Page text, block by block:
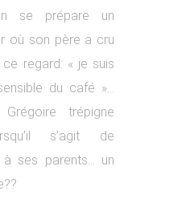
se prépare un
où son père a cru
regard: « je suis
du café »…
trépigne
s’agit de
ses parents… un